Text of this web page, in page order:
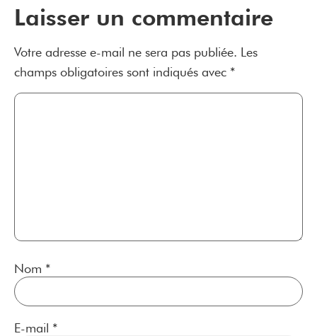
Laisser un commentaire
Votre adresse e-mail ne sera pas publiée. Les
champs obligatoires sont indiqués avec *
Nom *
E-mail *